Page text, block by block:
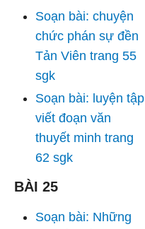
Soạn bài: chuyện
chức phán sự đền
Tản Viên trang 55
sgk
Soạn bài: luyện tập
viết đoạn văn
thuyết minh trang
62 sgk
BÀI 25
Soạn bài: Những